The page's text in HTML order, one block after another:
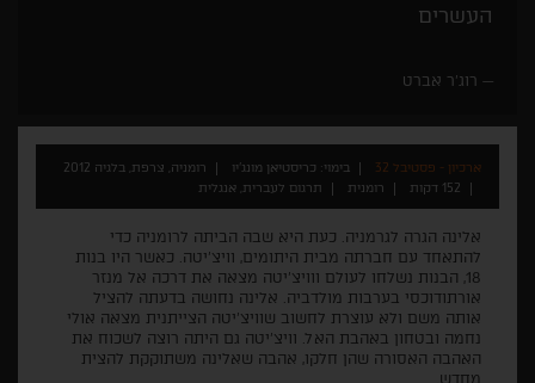
העשרים
רוג'ר אברט
ארכיון - פסטיבל 32 בימוי: כריסטיאן מונג'יו
רומניה, צרפת, בלגיה 2012
152 דקות
רומנית תרגום לעברית, אנגלית
אלינה הגרה לגרמניה. כעת היא שבה הביתה לרומניה כדי
להתאחד עם חברתה מבית היתומים, וויצ’יטה. כאשר היו בנות
18, הבנות נשלחו לעולם ווויצ’יטה מצאה את דרכה אל מנזר
אורתודוכסי בערבות מולדביה. אלינה נחושה בדעתה להציל
אותה משם ולא עוצרת לחשוב שוויצ’יטה הצייתנית מצאה אולי
נחמה ובטחון באהבת האל. וויצ’יטה גם היתה רוצה לשכוח את
האהבה האסורה שהן חלקו, אהבה שאלינה משתוקקת להצית
מחדש.